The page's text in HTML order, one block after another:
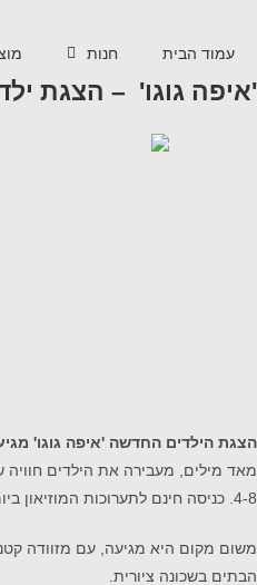
עמוד הבית חנות
'איפה גוגו' – הצגת
הצגת הילדים החדשה 'איפה גוגו' מגיעה
מאד מילים, מעבירה את הילדים חוויה
4-8. כניסה חינם לתערוכות המוזיאון ביום ההצגה.
משום מקום היא מגיעה, עם מזוודה
הבתים בשכונה ציורית.